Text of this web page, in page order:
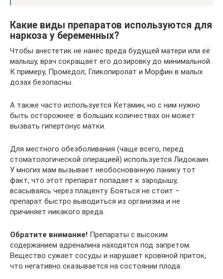
Какие виды препаратов используются для
наркоза у беременных?
Чтобы анестетик не нанёс вреда будущей матери или её
малышу, врач сокращает его дозировку до минимальной.
К примеру, Промедол, Гликопиролат и Морфин в малых
дозах безопасны.
А также часто используется Кетамин, но с ним нужно
быть осторожнее: в больших количествах он может
вызвать гипертонус матки.
Для местного обезболивания (чаще всего, перед
стоматологической операцией) используется Лидокаин.
У многих мам вызывает необоснованную панику тот
факт, что этот препарат попадает к зародышу,
всасываясь через плаценту. Бояться не стоит –
препарат быстро выводиться из организма и не
причиняет никакого вреда.
Обратите внимание! Препараты с высоким
содержанием адреналина находятся под запретом.
Вещество сужает сосуды и нарушает кровяной приток,
что негативно сказывается на состоянии плода.